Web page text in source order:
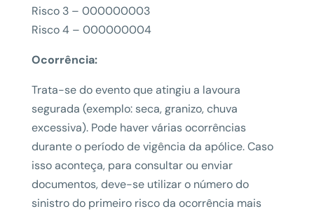
Risco 3 – 000000003
Risco 4 – 000000004
Ocorrência:
Trata-se do evento que atingiu a lavoura
segurada (exemplo: seca, granizo, chuva
excessiva). Pode haver várias ocorrências
durante o período de vigência da apólice. Caso
isso aconteça, para consultar ou enviar
documentos, deve-se utilizar o número do
sinistro do primeiro risco da ocorrência mais